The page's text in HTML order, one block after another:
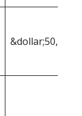
&dollar;50,243